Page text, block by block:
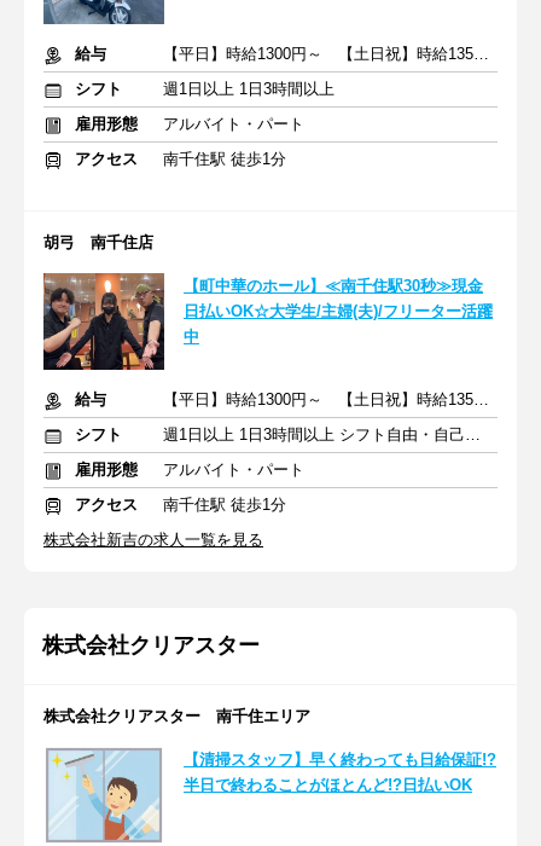
給与
【平日】時給1300円～ 【土日祝】時給1350円～ ＋交通費
シフト
週1日以上 1日3時間以上
雇用形態
アルバイト・パート
アクセス
南千住駅 徒歩1分
胡弓 南千住店
【町中華のホール】≪南千住駅30秒≫現金
日払いOK☆大学生/主婦(夫)/フリーター活躍
中
給与
【平日】時給1300円～ 【土日祝】時給1350円～ ＋交通費
シフト
週1日以上 1日3時間以上 シフト自由・自己申告
雇用形態
アルバイト・パート
アクセス
南千住駅 徒歩1分
株式会社新吉の求人一覧を見る
株式会社クリアスター
株式会社クリアスター 南千住エリア
【清掃スタッフ】早く終わっても日給保証!?
半日で終わることがほとんど!?日払いOK